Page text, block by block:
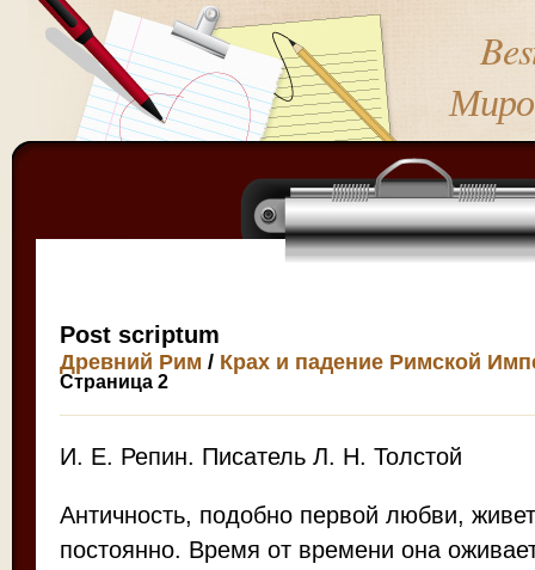
Post scriptum
Древний Рим / Крах и падение Римской
Страница 2
И. Е. Репин. Писатель Л. Н. Толстой
Античность, подобно первой любви,
постоянно. Время от времени она